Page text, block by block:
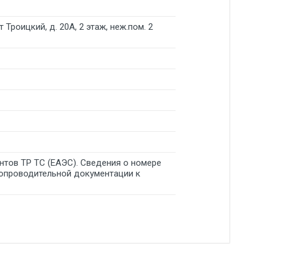
Троицкий, д. 20А, 2 этаж, неж.пом. 2
ТР ТС (ЕАЭС). Сведения о номере
документации к